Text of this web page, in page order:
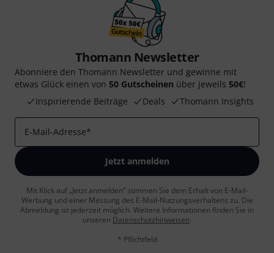
Thomann Newsletter
Abonniere den Thomann Newsletter und gewinne mit
etwas Glück einen von 50 Gutscheinen über jeweils 50€!
Inspirierende Beiträge
Deals Thomann Insights
E-Mail-Adresse*
Jetzt anmelden
Mit Klick auf „Jetzt anmelden“ stimmen Sie dem Erhalt von E-Mail-
Werbung und einer Messung des E-Mail-Nutzungsverhaltens zu. Die
Abmeldung ist jederzeit möglich. Weitere Informationen finden Sie in
unseren Datenschutzhinweisen.
* Pflichtfeld